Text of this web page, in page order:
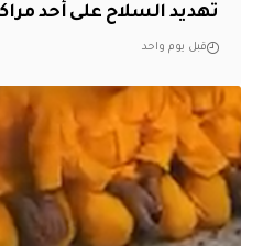
تهديد السلاح على أحد
قبل يوم واحد